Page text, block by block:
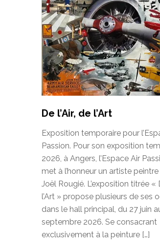
De l’Air, de l’Art
Exposition temporaire pour
Passion. Pour son exposition
2026, à Angers, l’Espace Air
met à l’honneur un artiste
Joël Rougié. L’exposition titrée «
l’Art » propose plusieurs de ses
dans le hall principal, du 27 juin
septembre 2026. Se consacrant
exclusivement à la peinture […]